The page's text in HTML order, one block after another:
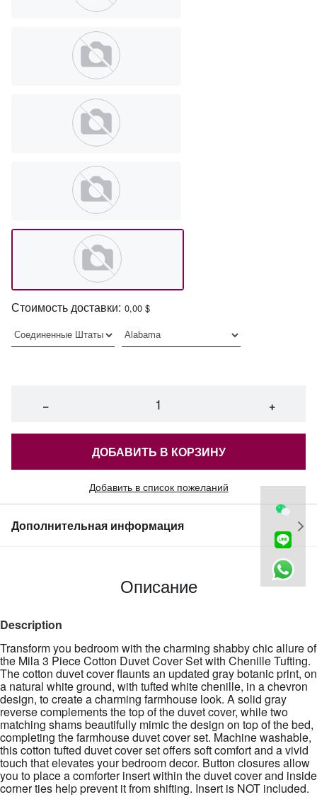
Стоимость доставки: 0,00 $
− +
ДОБАВИТЬ В КОРЗИНУ
Добавить в список пожеланий
Дополнительная информация
Описание
Description
Transform you bedroom with the charming shabby chic allure of
the Mila 3 Piece Cotton Duvet Cover Set with Chenille Tufting.
The cotton duvet cover flaunts an updated gray botanic print, on
a natural white ground, with tufted white chenille, in a chevron
design, to create a charming farmhouse look. A solid gray
reverse complements the top of the duvet cover, while two
matching shams beautifully mimic the design on top of the bed,
completing the farmhouse duvet cover set. Machine washable,
this cotton tufted duvet cover set offers soft comfort and a vivid
touch that elevates your bedroom decor. Button closures allow
you to place a comforter insert within the duvet cover and inside
corner ties help prevent it from shifting. Insert is NOT included.